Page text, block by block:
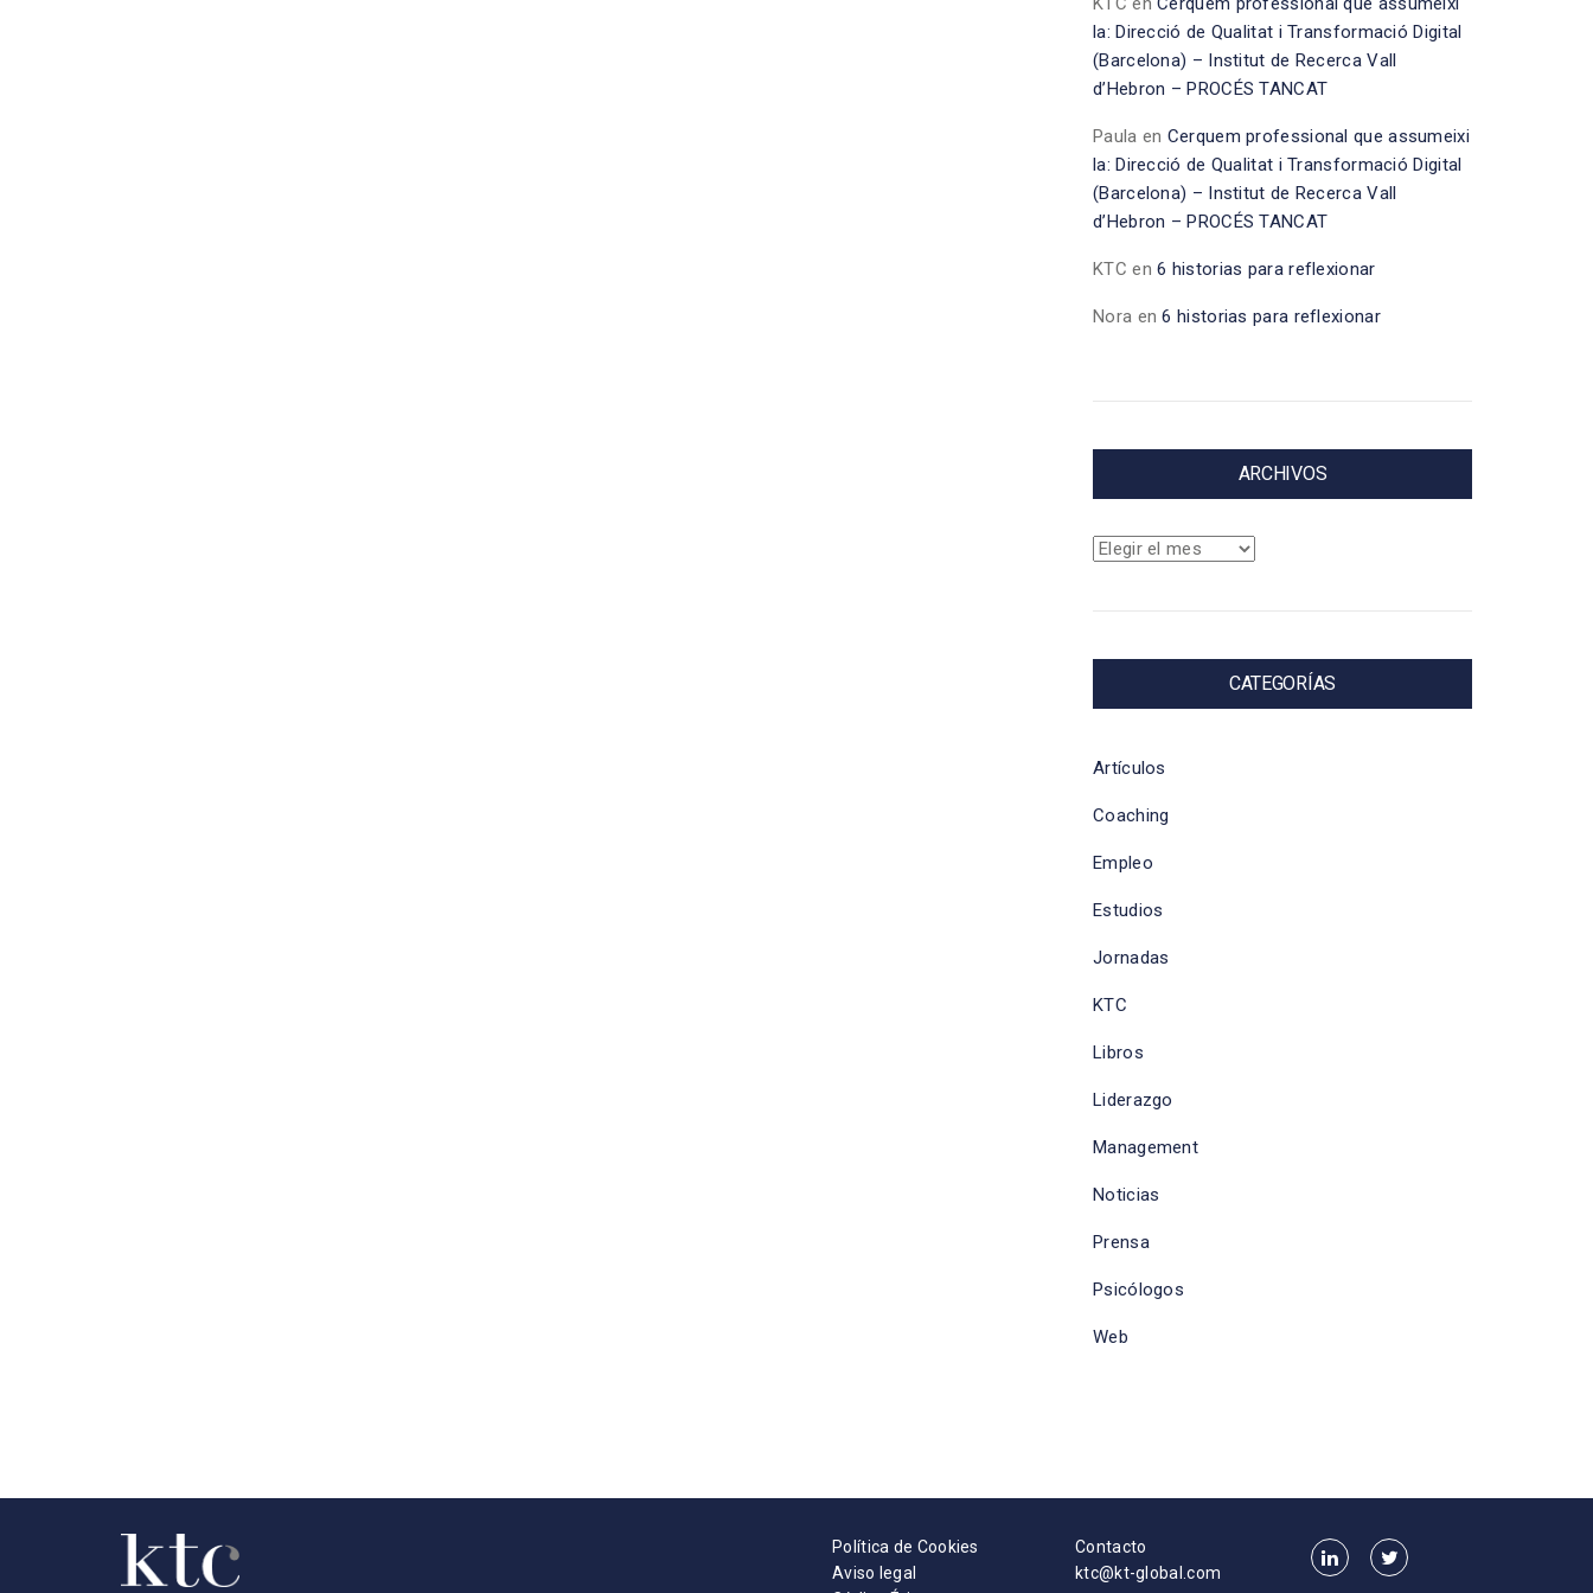
la: Direcció de Qualitat i Transformació Digital
(Barcelona) – Institut de Recerca Vall
d’Hebron – PROCÉS TANCAT
Paula en Cerquem professional que assumeixi
la: Direcció de Qualitat i Transformació Digital
(Barcelona) – Institut de Recerca Vall
d’Hebron – PROCÉS TANCAT
KTC en6 historias para reflexionar
Nora en6 historias para reflexionar
ARCHIVOS
Archivos
CATEGORÍAS
Artículos
Coaching
Empleo
Estudios
Jornadas
KTC
Libros
Liderazgo
Management
Noticias
Prensa
Psicólogos
Web
Política de Cookies
Aviso legal
Contacto
ktc@kt-global.com